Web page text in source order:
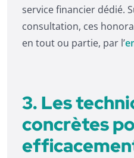
service financier dédié.
consultation, ces
en tout ou partie, par l’
3. Les
concrètes